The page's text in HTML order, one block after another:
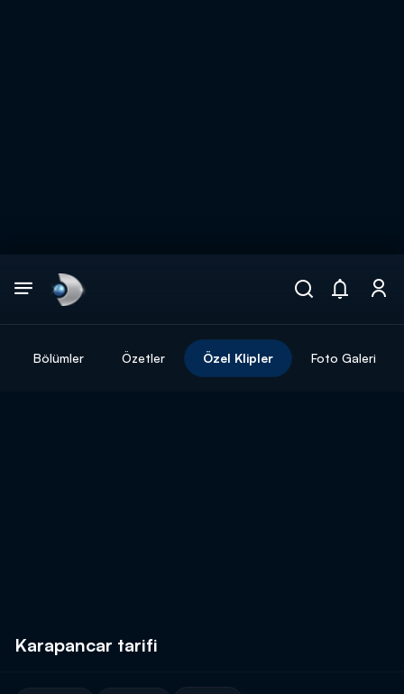
Bölümler Özetler Özel Klipler Foto Galeri
Karapancar tarifi